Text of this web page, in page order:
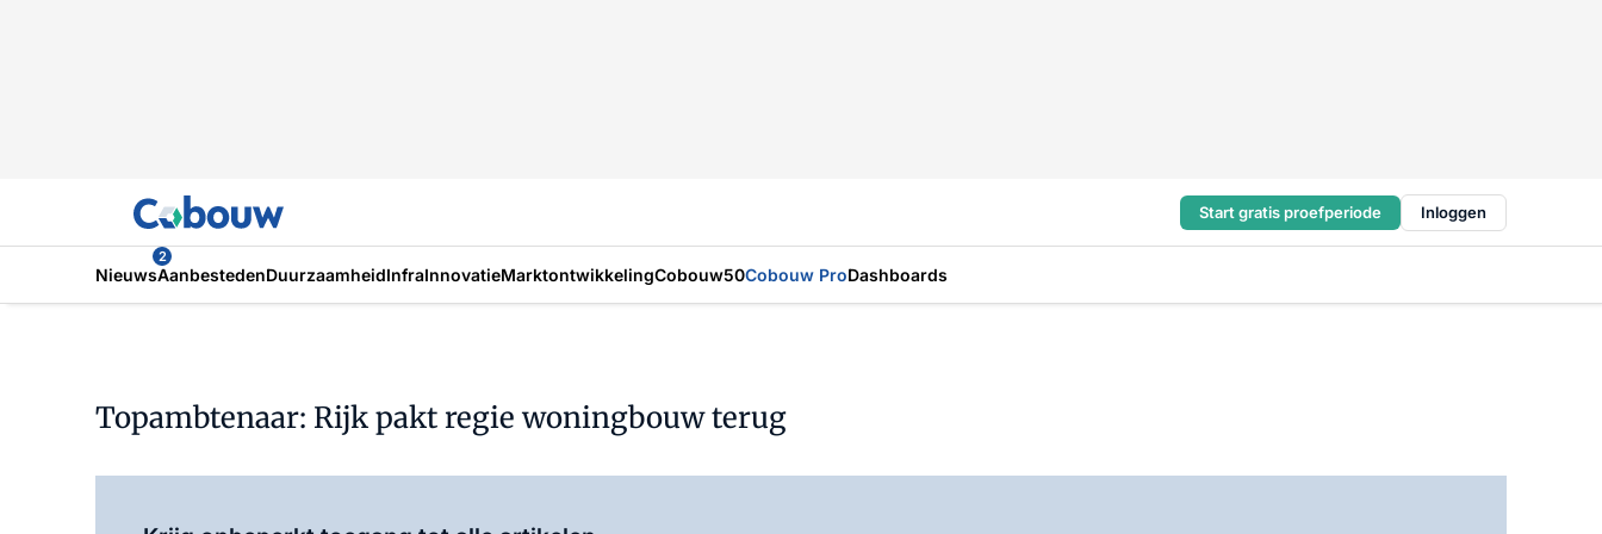
Start gratis proefperiode Inloggen
Nieuws
2
AanbestedenDuurzaamheidInfraInnovatieMarktontwikkelingCobouw50Cobouw ProDashboards
Topambtenaar: Rijk pakt regie woningbouw terug